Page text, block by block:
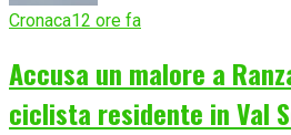
Cronaca12 ore fa
Accusa un malore a
ciclista residente in Val